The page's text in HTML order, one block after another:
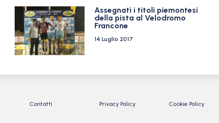
Assegnati i titoli piemontesi
della pista al Velodromo
Francone
14 Luglio 2017
Contatti Privacy Policy Cookie Policy